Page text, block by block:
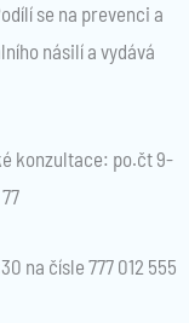
se na prevenci a
násilí a vydává
konzultace: po.čt 9-
na čísle 777 012 555